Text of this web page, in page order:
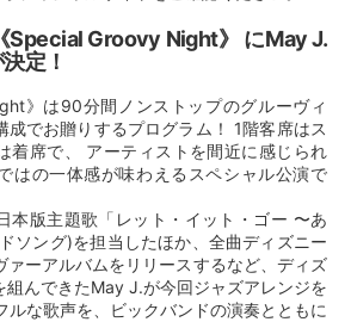
Special Groovy Night》 にMay J.
定！
》は90分間ノンストップのグルーヴィ
成でお贈りするプログラム！ 1階客席はス
着席で、 アーティストを間近に感じられ
はの一体感が味わえるスペシャル公演で
本版主題歌「レット・イット・ゴー 〜あ
ソング)を担当したほか、全曲ディズニー
ァーアルバムをリリースするなど、ディズ
組んできたMay J.が今回ジャズアレンジを
な歌声を、ビックバンドの演奏とともに